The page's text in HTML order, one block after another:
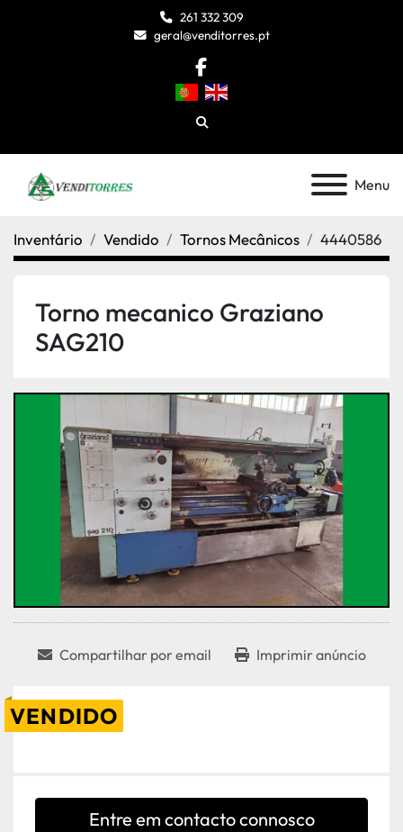
261 332 309
geral@venditorres.pt
facebook
Pesquisar
Menu
Inventário Vendido Tornos Mecânicos 4440586
Torno mecanico Graziano
SAG210
Compartilhar por email Imprimir anúncio
VENDIDO
Entre em contacto connosco